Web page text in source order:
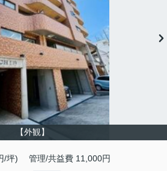
【外観】
/坪) 管理/共益費 11,000円